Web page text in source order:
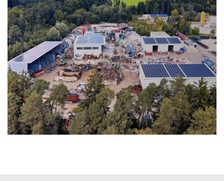
Referenti
Indicazioni stradali
Orari di apertura